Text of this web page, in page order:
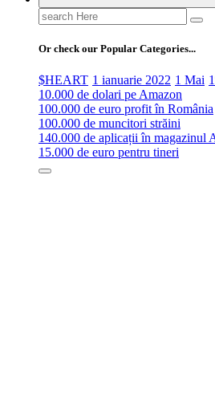
Search
for:
Or check our Popular Categories...
$HEART 1 ianuarie 2022 1 Mai
10.000 de dolari pe Amazon
100.000 de euro profit în România
100.000 de muncitori străini
140.000 de aplicații în magazinul
15.000 de euro pentru tineri